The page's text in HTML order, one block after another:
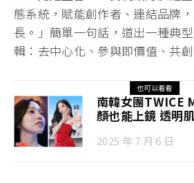
態系統，賦能創作者、連結品牌
長。」簡單一句話，道出一種典
輯：去中心化、參與即價值、共創
也可以看看
南韓女團TWICE
顏也能上鏡 透明
2025 年 7 月 6 日